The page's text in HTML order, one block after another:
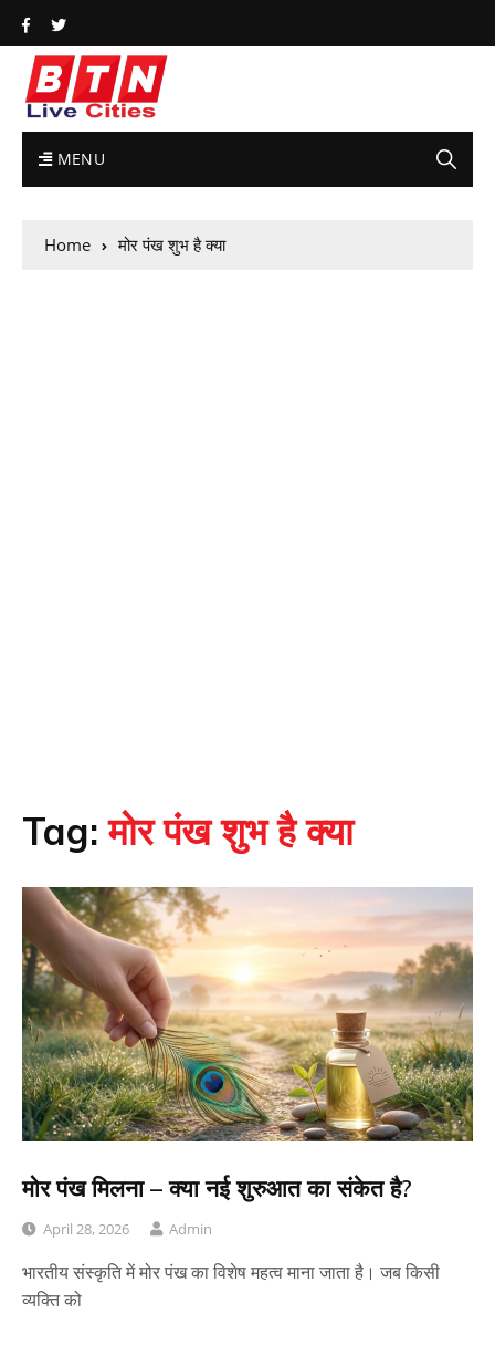
MENU
Home मोर पंख शुभ है क्या
Tag:मोर पंख शुभ है क्या
मोर पंख मिलना – क्या नई शुरुआत का संकेत है?
April 28, 2026 Admin
भारतीय संस्कृति में मोर पंख का विशेष महत्व माना जाता है। जब किसी
व्यक्ति को